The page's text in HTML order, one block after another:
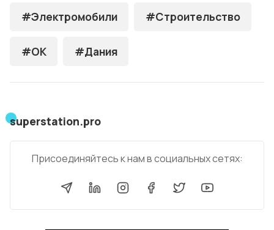
#Электромобили #Строительство
#OK #Дания
superstation.pro
Присоединяйтесь к нам в социальных сетях: